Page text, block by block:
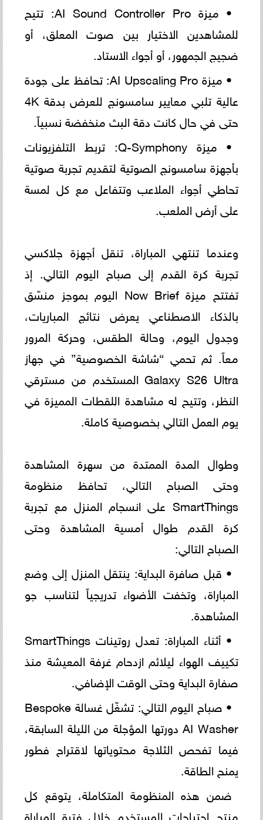
• ميزة AI Sound Controller Pro: تتيح
للمشاهدين الاختيار بين صوت المعلق، أو
ضجيج الجمهور، أو أجواء الاستاد.
• ميزة AI Upscaling Pro: تحافظ على جودة
عالية تلبي معايير سامسونج للعرض بدقة 4K
حتى في حال كانت دقة البث منخفضة نسبياً.
• ميزة Q-Symphony: تربط التلفزيونات
بأجهزة سامسونج الصوتية لتقديم تجربة صوتية
تحاطي أجواء الملاعب وتتفاعل مع كل لمسة
على أرض الملعب.
وعندما تنتهي المباراة، تنقل أجهزة جلاكسي
تجربة كرة القدم إلى صباح اليوم التالي. إذ
تفتتح ميزة Now Brief اليوم بموجز منسّق
بالذكاء الاصطناعي يعرض نتائج المباريات،
وجدول اليوم، وحالة الطقس، وحركة المرور
معاً. ثم تحمي “شاشة الخصوصية” في جهاز
Galaxy S26 Ultra المستخدم من مسترقي
النظر، وتتيح له مشاهدة اللقطات المميزة في
يوم العمل التالي بخصوصية كاملة.
وطوال المدة الممتدة من سهرة المشاهدة
وحتى الصباح التالي، تحافظ منظومة
SmartThings على انسجام المنزل مع تجربة
كرة القدم طوال أمسية المشاهدة وحتى
الصباح التالي:
• قبل صافرة البداية: ينتقل المنزل إلى وضع
المباراة، وتخفت الأضواء تدريجياً لتناسب جو
المشاهدة.
• أثناء المباراة: تعدل روتينات SmartThings
تكييف الهواء ليلائم ازدحام غرفة المعيشة منذ
صفارة البداية وحتى الوقت الإضافي.
• صباح اليوم التالي: تشغّل غسالة Bespoke
AI Washer دورتها المؤجلة من الليلة السابقة،
فيما تفحص الثلاجة محتوياتها لاقتراح فطور
يمنح الطاقة.
ضمن هذه المنظومة المتكاملة، يتوقع كل
منتج احتياجات المستخدم خلال فترة المباراة